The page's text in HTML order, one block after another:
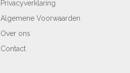
Privacyverklaring
Algemene Voorwaarden
Over ons
Contact